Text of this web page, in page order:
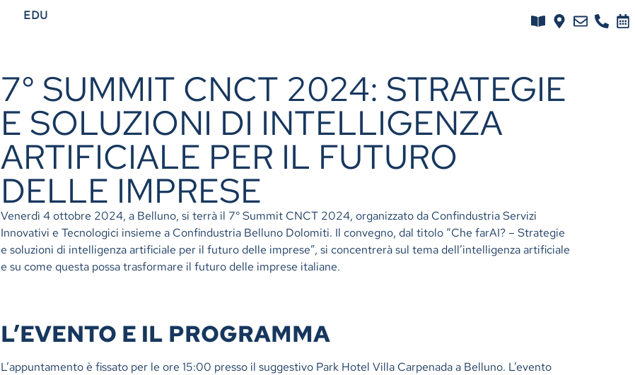
EDU
7° SUMMIT CNCT 2024: STRATEGIE
E SOLUZIONI DI INTELLIGENZA
ARTIFICIALE PER IL FUTURO
DELLE IMPRESE
Venerdì 4 ottobre 2024, a Belluno, si terrà il 7° Summit CNCT 2024, organizzato da Confindustria Servizi
Innovativi e Tecnologici insieme a Confindustria Belluno Dolomiti. Il convegno, dal titolo “Che farAI? – Strategie
e soluzioni di intelligenza artificiale per il futuro delle imprese”, si concentrerà sul tema dell’intelligenza artificiale
e su come questa possa trasformare il futuro delle imprese italiane.
L’EVENTO E IL PROGRAMMA
L’appuntamento è fissato per le ore 15:00 presso il suggestivo Park Hotel Villa Carpenada a Belluno. L’evento